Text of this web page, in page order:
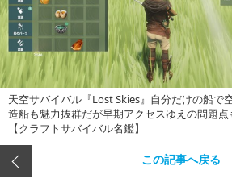
天空サバイバル『Lost Skies』自分だけの船で
造船も魅力抜群だが早期アクセスゆえの問題
【クラフトサバイバル名鑑】
この記事へ戻る